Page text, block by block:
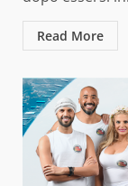
Read More